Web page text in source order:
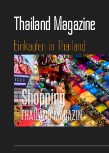
Thailand Magazine
Einkaufen in Thailand